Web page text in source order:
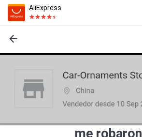
AliExpress
me robaron